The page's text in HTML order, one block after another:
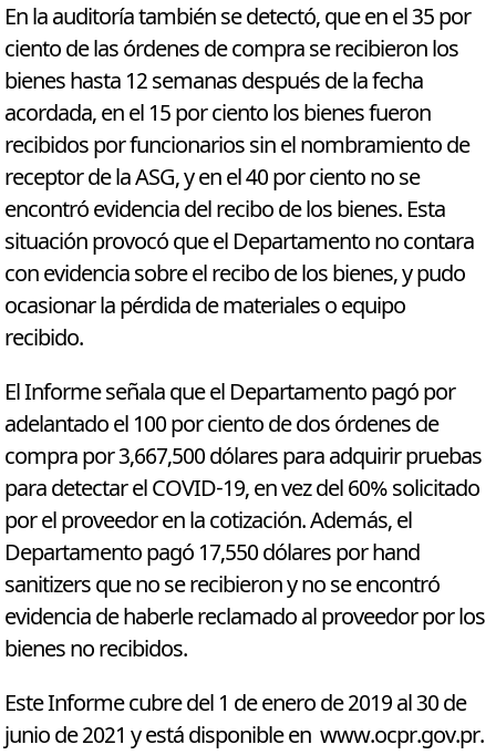
En la auditoría también se detectó, que en el 35 por
ciento de las órdenes de compra se recibieron los
bienes hasta 12 semanas después de la fecha
acordada, en el 15 por ciento los bienes fueron
recibidos por funcionarios sin el nombramiento de
receptor de la ASG, y en el 40 por ciento no se
encontró evidencia del recibo de los bienes. Esta
situación provocó que el Departamento no contara
con evidencia sobre el recibo de los bienes, y pudo
ocasionar la pérdida de materiales o equipo
recibido.
El Informe señala que el Departamento pagó por
adelantado el 100 por ciento de dos órdenes de
compra por 3,667,500 dólares para adquirir pruebas
para detectar el COVID-19, en vez del 60% solicitado
por el proveedor en la cotización. Además, el
Departamento pagó 17,550 dólares por hand
sanitizers que no se recibieron y no se encontró
evidencia de haberle reclamado al proveedor por los
bienes no recibidos.
Este Informe cubre del 1 de enero de 2019 al 30 de
junio de 2021 y está disponible en www.ocpr.gov.pr.